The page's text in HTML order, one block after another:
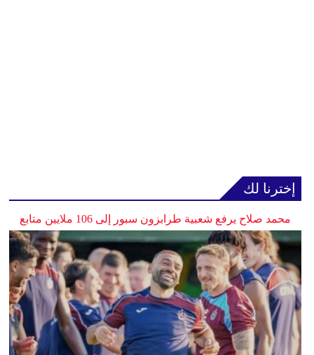
إخترنا لك
محمد صلاح يرفع شعبية طرابزون سبور إلى 106 ملايين متابع